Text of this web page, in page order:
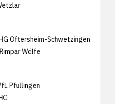
Oftersheim-Schwetzingen
Wölfe
Pfullingen